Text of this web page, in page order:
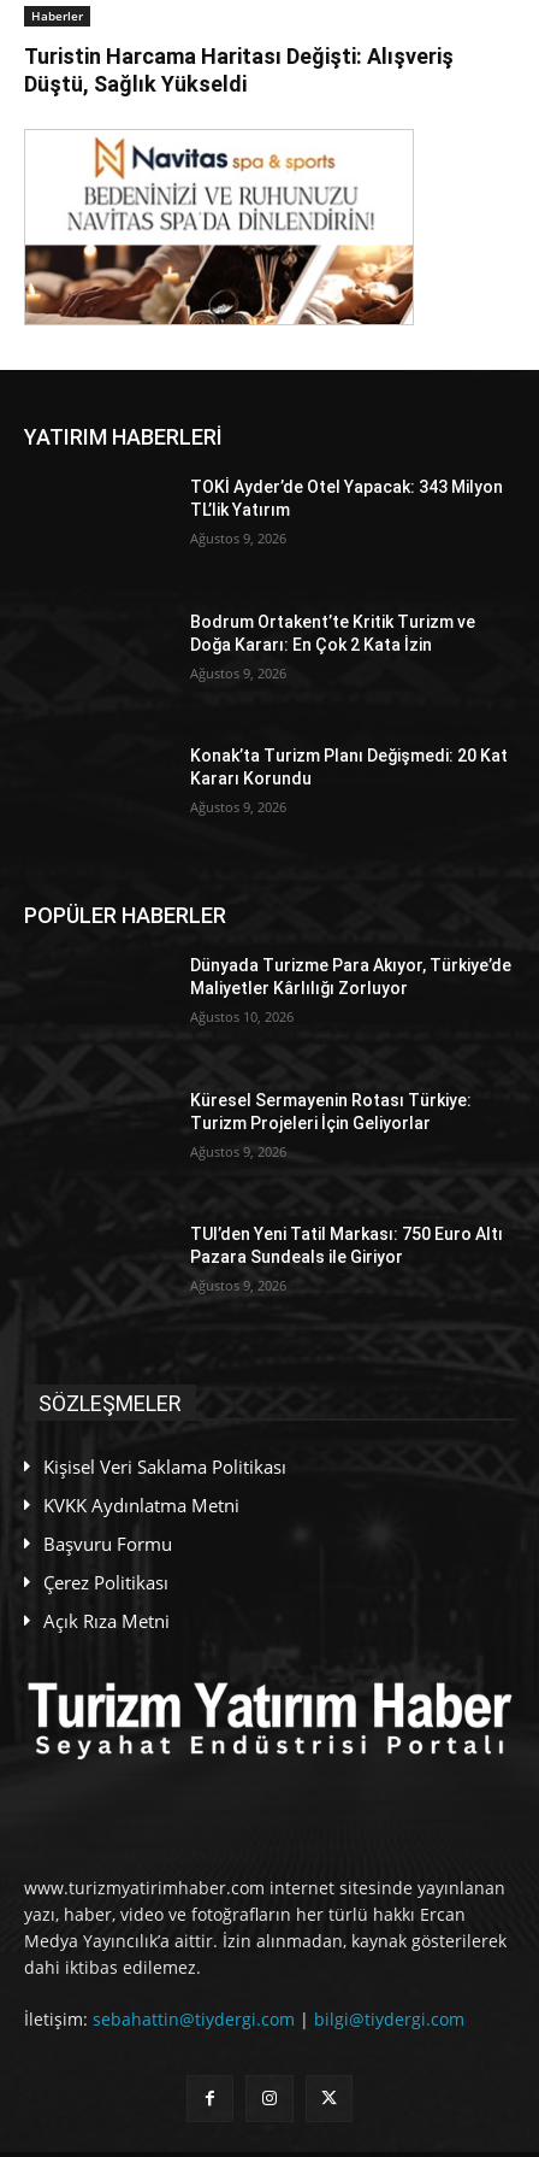
Haberler
Turistin Harcama Haritası Değişti: Alışveriş
Düştü, Sağlık Yükseldi
YATIRIM HABERLERİ
TOKİ Ayder’de Otel Yapacak: 343 Milyon
TL’lik Yatırım
Ağustos 9, 2026
Bodrum Ortakent’te Kritik Turizm ve
Doğa Kararı: En Çok 2 Kata İzin
Ağustos 9, 2026
Konak’ta Turizm Planı Değişmedi: 20 Kat
Kararı Korundu
Ağustos 9, 2026
POPÜLER HABERLER
Dünyada Turizme Para Akıyor, Türkiye’de
Maliyetler Kârlılığı Zorluyor
Ağustos 10, 2026
Küresel Sermayenin Rotası Türkiye:
Turizm Projeleri İçin Geliyorlar
Ağustos 9, 2026
TUI’den Yeni Tatil Markası: 750 Euro Altı
Pazara Sundeals ile Giriyor
Ağustos 9, 2026
SÖZLEŞMELER
Kişisel Veri Saklama Politikası
KVKK Aydınlatma Metni
Başvuru Formu
Çerez Politikası
Açık Rıza Metni
www.turizmyatirimhaber.com internet sitesinde yayınlanan
yazı, haber, video ve fotoğrafların her türlü hakkı Ercan
Medya Yayıncılık’a aittir. İzin alınmadan, kaynak gösterilerek
dahi iktibas edilemez.
İletişim: sebahattin@tiydergi.com | bilgi@tiydergi.com